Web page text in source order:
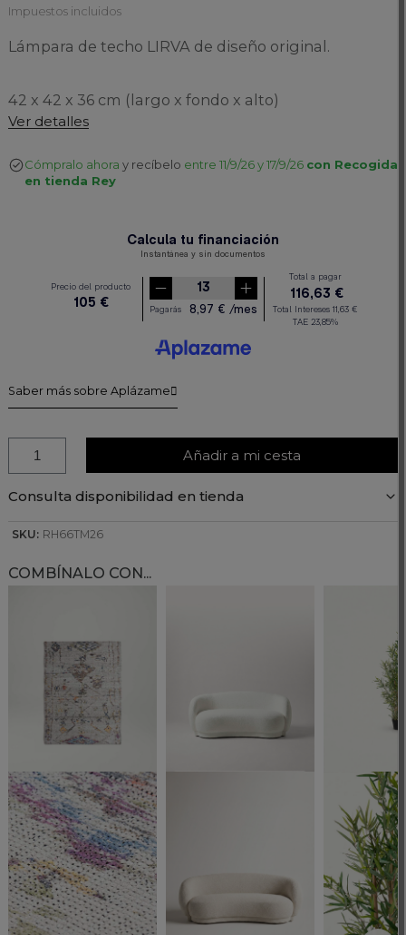
Impuestos incluidos
Lámpara de techo LIRVA de diseño original.
42 x 42 x 36 cm (largo x fondo x alto)
Ver detalles
Cómpralo ahora y recíbelo entre 11/9/26 y 17/9/26 con Recogida
en tienda Rey
Saber más sobre Aplázame
Añadir a mi cesta
Consulta disponibilidad en tienda
SKU: RH66TM26
COMBÍNALO CON...